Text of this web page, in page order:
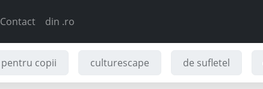
Contact din .ro
pentru copii culturescape de sufletel